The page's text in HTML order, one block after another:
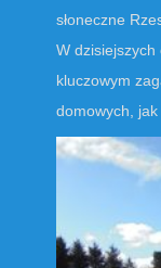
słoneczne
W
kluczowym
domowych,